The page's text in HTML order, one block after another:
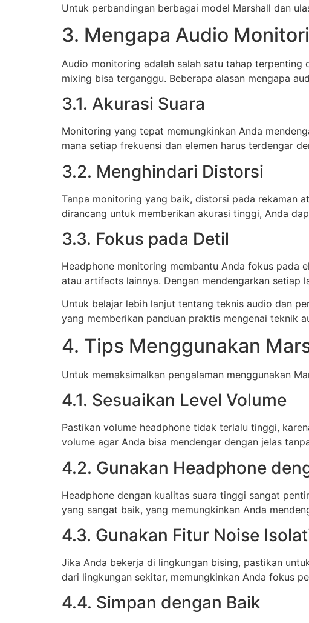
Untuk perbandingan berbagai model Marshall dan
3. Mengapa Audio
Audio monitoring adalah salah satu tahap
mixing bisa terganggu. Beberapa alasan mengapa
3.1. Akurasi Suara
Monitoring yang tepat memungkinkan Anda
mana setiap frekuensi dan elemen harus terdengar
3.2. Menghindari Distorsi
Tanpa monitoring yang baik, distorsi pada rekaman
dirancang untuk memberikan akurasi tinggi, Anda
3.3. Fokus pada Detil
Headphone monitoring membantu Anda fokus pada
atau artifacts lainnya. Dengan mendengarkan setiap
Untuk belajar lebih lanjut tentang teknis audio dan
yang memberikan panduan praktis mengenai teknik
4. Tips Menggunakan
Untuk memaksimalkan pengalaman menggunakan
4.1. Sesuaikan Level Volume
Pastikan volume headphone tidak terlalu tinggi,
volume agar Anda bisa mendengar dengan jelas
4.2. Gunakan Headphone
Headphone dengan kualitas suara tinggi sangat
yang sangat baik, yang memungkinkan Anda
4.3. Gunakan Fitur Noise
Jika Anda bekerja di lingkungan bising, pastikan
dari lingkungan sekitar, memungkinkan Anda fokus
4.4. Simpan dengan Baik